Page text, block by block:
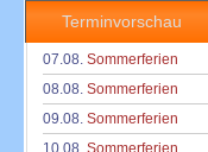
Terminvorschau
07.08. Sommerferien
08.08. Sommerferien
09.08. Sommerferien